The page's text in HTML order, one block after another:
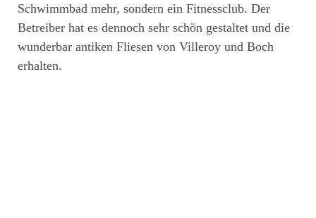
Schwimmbad mehr, sondern ein Fitnessclub. Der
Betreiber hat es dennoch sehr schön gestaltet und die
wunderbar antiken Fliesen von Villeroy und Boch
erhalten.